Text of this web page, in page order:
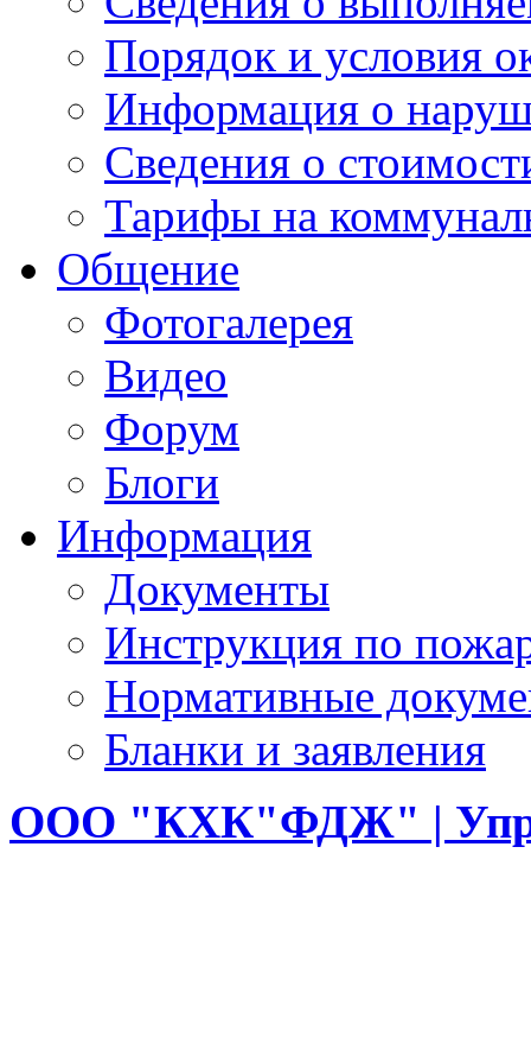
Порядок и условия
Информация о
Сведения о
Тарифы на
Общение
Фотогалерея
Видео
Форум
Блоги
Информация
Документы
Инструкция по
Нормативные
Бланки и заявления
ООО "КХК"ФДЖ" |